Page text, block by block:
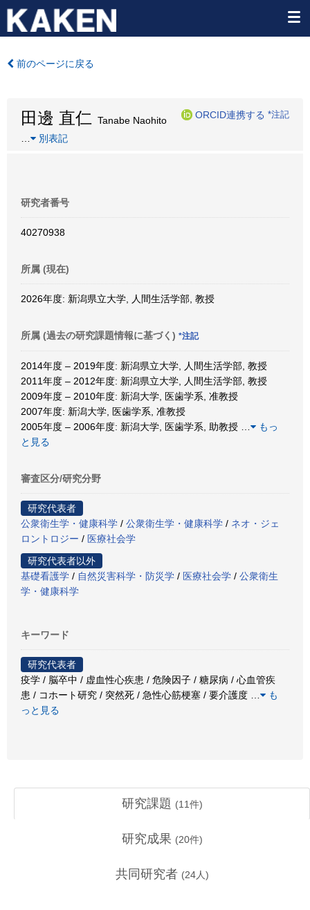
前のページに戻る
田邊 直仁 Tanabe Naohito
ORCID連携する *注記
別表記
研究者番号
40270938
所属 (現在)
2026年度: 新潟県立大学, 人間生活学部, 教授
所属 (過去の研究課題情報に基づく) *注記
2014年度 – 2019年度: 新潟県立大学, 人間生活学部, 教授
2011年度 – 2012年度: 新潟県立大学, 人間生活学部, 教授
2009年度 – 2010年度: 新潟大学, 医歯学系, 准教授
2007年度: 新潟大学, 医歯学系, 准教授
2005年度 – 2006年度: 新潟大学, 医歯学系, 助教授
もっ
と見る
審査区分/研究分野
研究代表者
公衆衛生学・健康科学 / 公衆衛生学・健康科学 / ネオ・ジェ
ロントロジー / 医療社会学
研究代表者以外
基礎看護学 / 自然災害科学・防災学 / 医療社会学 / 公衆衛生
学・健康科学
キーワード
研究代表者
疫学 / 脳卒中 / 虚血性心疾患 / 危険因子 / 糖尿病 / 心血管疾
患 / コホート研究 / 突然死 / 急性心筋梗塞 / 要介護度
も
っと見る
研究課題 (11件)
研究成果 (20件)
共同研究者 (24人)